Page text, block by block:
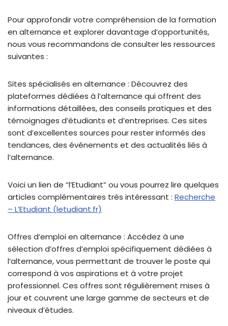
Pour approfondir votre compréhension de la formation
en alternance et explorer davantage d’opportunités,
nous vous recommandons de consulter les ressources
suivantes :
Sites spécialisés en alternance : Découvrez des
plateformes dédiées à l’alternance qui offrent des
informations détaillées, des conseils pratiques et des
témoignages d’étudiants et d’entreprises. Ces sites
sont d’excellentes sources pour rester informés des
tendances, des événements et des actualités liés à
l’alternance.
Voici un lien de “l’Etudiant” ou vous pourrez lire quelques
articles complémentaires très intéressant : Recherche
– L’Etudiant (letudiant.fr)
Offres d’emploi en alternance : Accédez à une
sélection d’offres d’emploi spécifiquement dédiées à
l’alternance, vous permettant de trouver le poste qui
correspond à vos aspirations et à votre projet
professionnel. Ces offres sont régulièrement mises à
jour et couvrent une large gamme de secteurs et de
niveaux d’études.